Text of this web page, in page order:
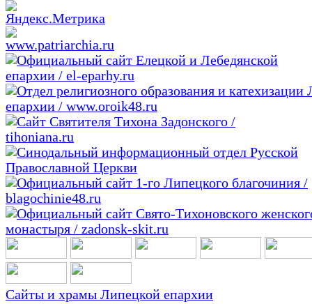
Сайты и храмы Липецкой епархии